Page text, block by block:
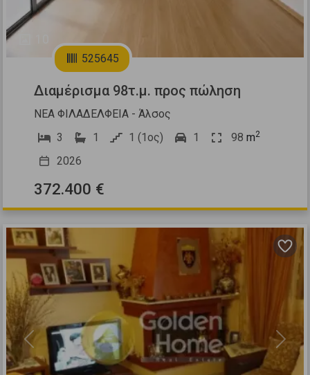
525645
Διαμέρισμα 98τ.μ. προς πώληση
ΝΕΑ ΦΙΛΑΔΕΛΦΕΙΑ - Άλσος
3
1 1 (1ος) 1 98 m2
2026
372.400 €
Previous Next